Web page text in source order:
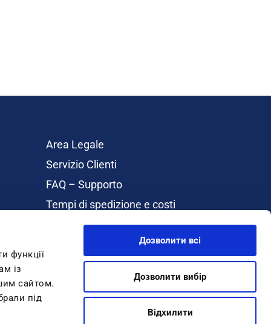
функції
із
сайтом.
під
Дозволити всі
Дозволити вибір
Відхилити
Area Legale
Servizio Clienti
FAQ – Supporto
Tempi di spedizione e costi
Rimborsi e Resi
About Inblu
Guida Taglie